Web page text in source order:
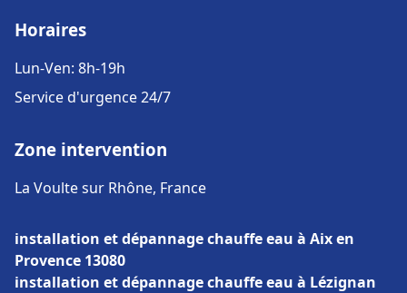
Horaires
Lun-Ven: 8h-19h
Service d'urgence 24/7
Zone intervention
La Voulte sur Rhône, France
installation et dépannage chauffe eau à Aix en
Provence 13080
installation et dépannage chauffe eau à Lézignan